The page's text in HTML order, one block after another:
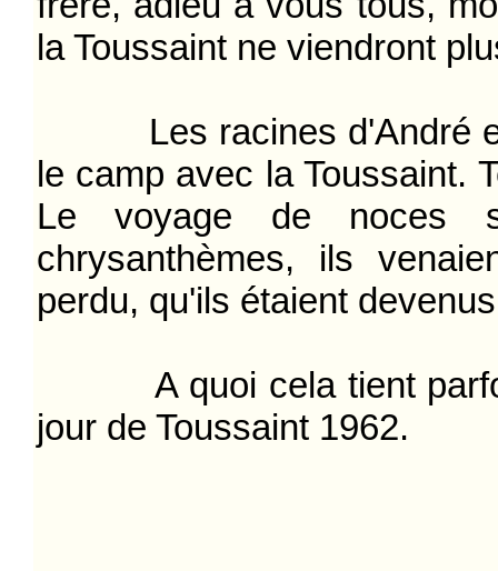
la Toussaint ne viendront
Les racines d'André et
le camp avec la Toussaint.
Le voyage de noces
chrysanthèmes, ils
perdu, qu'ils étaient
A quoi cela tient
jour de Toussaint 1962.